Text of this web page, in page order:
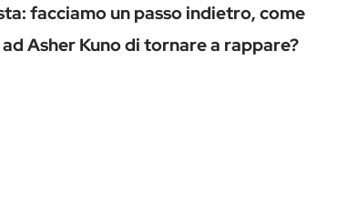
facciamo un passo indietro, come
Asher Kuno di tornare a rappare?